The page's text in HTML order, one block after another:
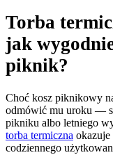
Torba
jak
piknik?
Choć kosz piknikowy
odmówić mu uroku —
pikniku albo letniego
torba termiczna okazuje
codziennego